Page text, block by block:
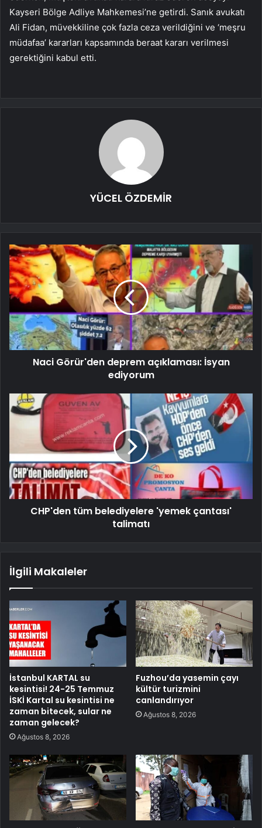
Kayseri Bölge Adliye Mahkemesi’ne getirdi. Sanık avukatı
Ali Fidan, müvekkiline çok fazla ceza verildiğini ve ‘meşru
müdafaa’ kararları kapsamında beraat kararı verilmesi
gerektiğini kabul etti.
YÜCEL ÖZDEMİR
Naci Görür'den deprem açıklaması: İsyan
ediyorum
CHP'den tüm belediyelere 'yemek çantası'
talimatı
İlgili Makaleler
İstanbul KARTAL su
kesintisi! 24-25 Temmuz
İSKİ Kartal su kesintisi ne
zaman bitecek, sular ne
zaman gelecek?
Ağustos 8, 2026
Fuzhou’da yasemin çayı
kültür turizmini
canlandırıyor
Ağustos 8, 2026